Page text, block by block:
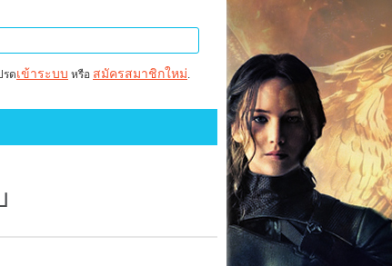
รดเข้าระบบ หรือ สมัครสมาชิกใหม่.